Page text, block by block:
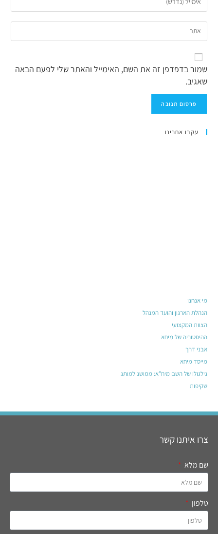
שמור בדפדפן זה את השם, האימייל והאתר שלי לפעם הבאה
שאגיב.
עקבו אחרינו
מי אנחנו
הנהלת הארגון והועד המנהל
הצוות המקצועי
ההיסטוריה של מיחא
אבני דרך
מייסד מיחא
גילגולו של השם מיח”א: ממושג למותג
שקיפות
צרו איתנו קשר
שם מלא
טלפון